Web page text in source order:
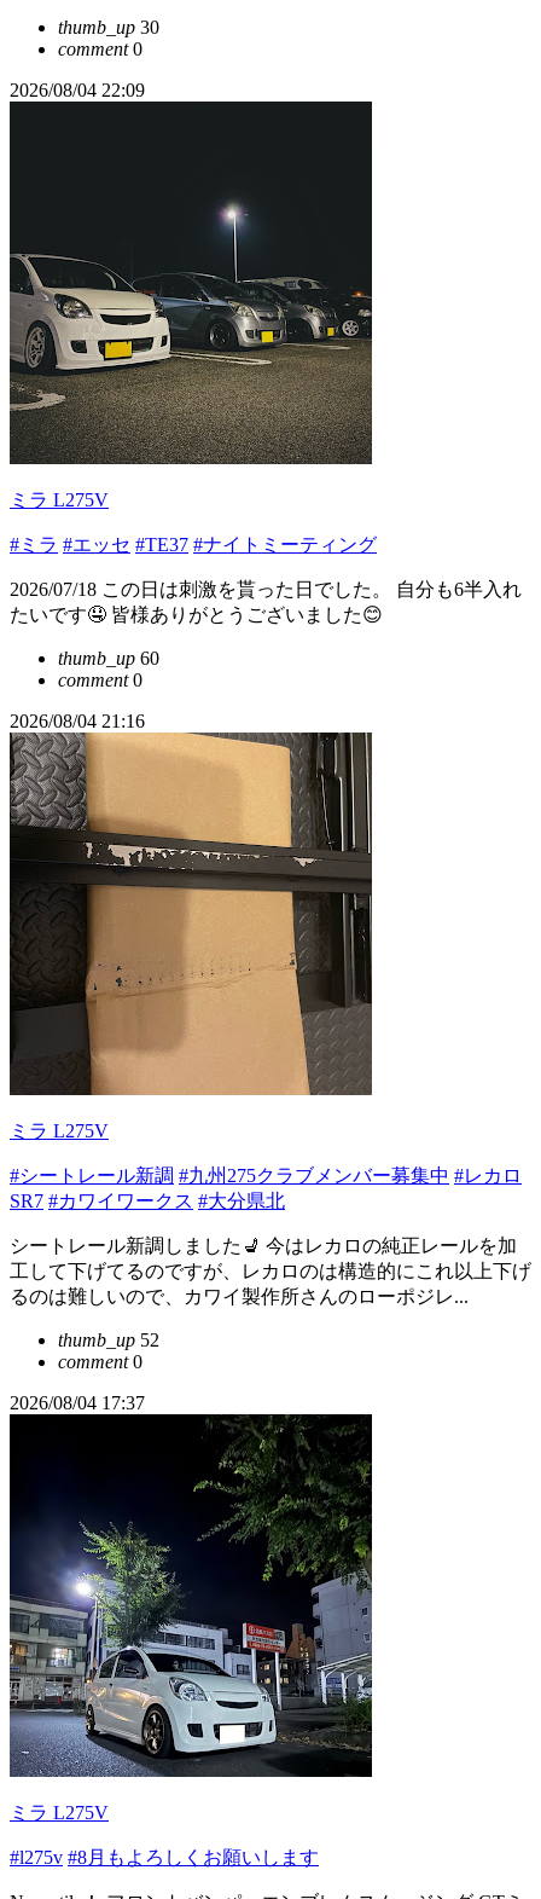
thumb_up 30
comment0
2026/08/04 22:09
ミラ L275V
#ミラ #エッセ #TE37 #ナイトミーティング
2026/07/18 この日は刺激を貰った日でした。 自分も6半入れ
たいです🤤 皆様ありがとうございました😊
thumb_up 60
comment0
2026/08/04 21:16
ミラ L275V
#シートレール新調 #九州275クラブメンバー募集中 #レカロ
SR7 #カワイワークス #大分県北
シートレール新調しました💺 今はレカロの純正レールを加
工して下げてるのですが、レカロのは構造的にこれ以上下げ
るのは難しいので、カワイ製作所さんのローポジレ...
thumb_up 52
comment0
2026/08/04 17:37
ミラ L275V
#l275v #8月もよろしくお願いします